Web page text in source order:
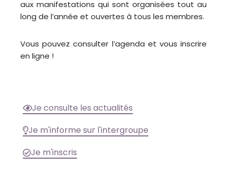
aux manifestations qui sont organisées tout au
long de l’année et ouvertes à tous les membres.
Vous pouvez consulter l’agenda et vous inscrire
en ligne !
Je consulte les actualités
Je m'informe sur l'intergroupe
Je m'inscris